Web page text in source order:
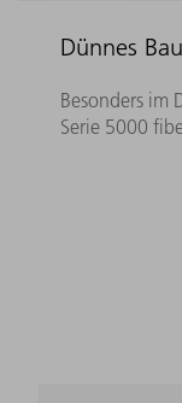
Dünnes
Besonders im
Serie 5000